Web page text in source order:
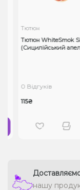
Тютюн
Тютюн WhiteSmok
(Сицилійський
0 Відгуків
115₴
нашу